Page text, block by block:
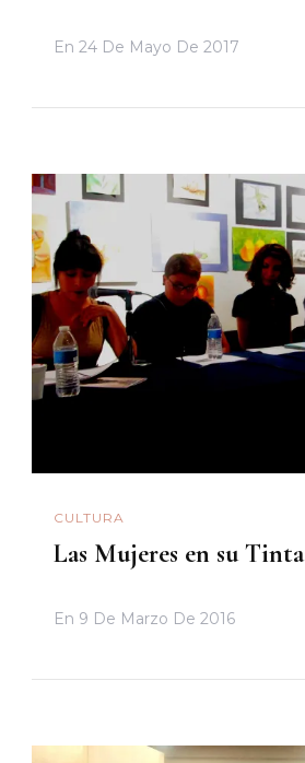
En 24 De Mayo De 2017
CULTURA
Las Mujeres en su Tinta
En 9 De Marzo De 2016